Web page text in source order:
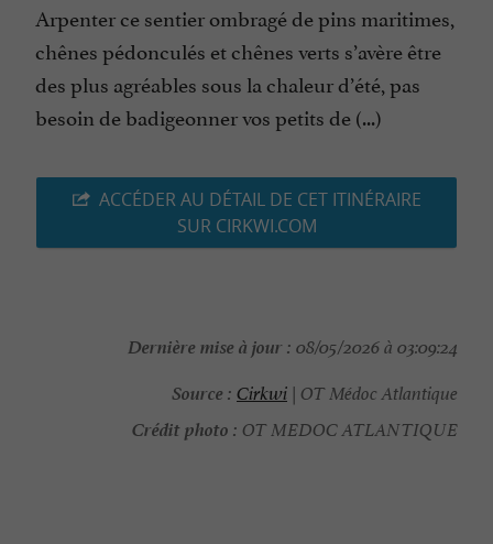
Arpenter ce sentier ombragé de pins maritimes,
chênes pédonculés et chênes verts s’avère être
des plus agréables sous la chaleur d’été, pas
besoin de badigeonner vos petits de (...)
ACCÉDER AU DÉTAIL DE CET ITINÉRAIRE
SUR CIRKWI.COM
Dernière mise à jour : 08/05/2026 à 03:09:24
Source : Cirkwi | OT Médoc Atlantique
Crédit photo : OT MEDOC ATLANTIQUE